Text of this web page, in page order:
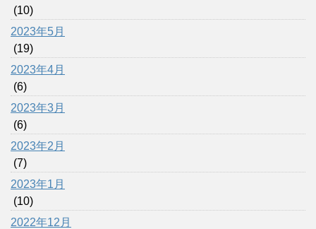
(10)
2023年5月
(19)
2023年4月
(6)
2023年3月
(6)
2023年2月
(7)
2023年1月
(10)
2022年12月